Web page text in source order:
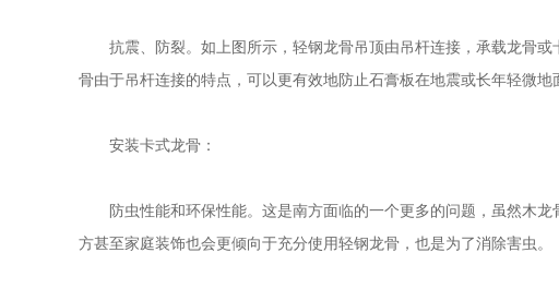
抗震、防裂。如上图所示，轻钢龙骨吊顶由吊杆连接，承载龙骨或
骨由于吊杆连接的特点，可以更有效地防止石膏板在地震或长年轻微地
安装卡式龙骨：
防虫性能和环保性能。这是南方面临的一个更多的问题，虽然木龙
方甚至家庭装饰也会更倾向于充分使用轻钢龙骨，也是为了消除害虫。